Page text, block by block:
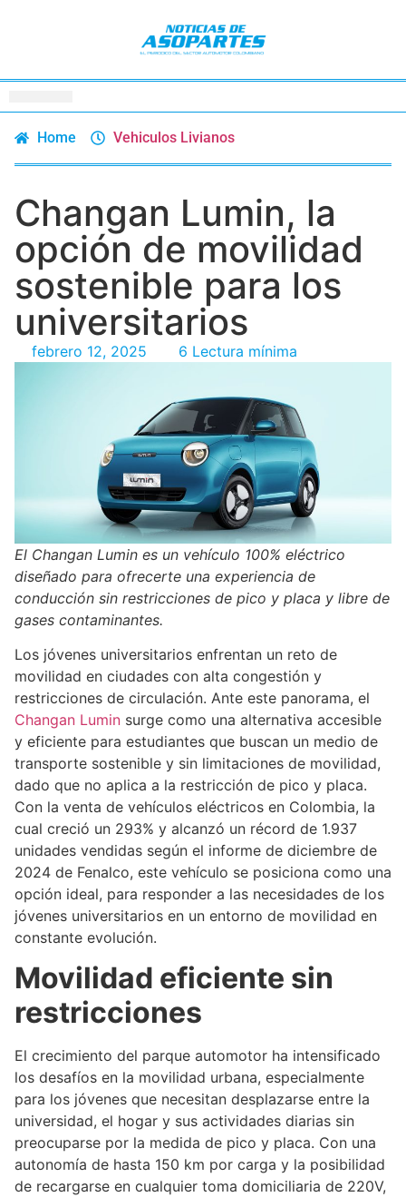
Home Vehiculos Livianos
Changan Lumin, la
opción de movilidad
sostenible para los
universitarios
febrero 12, 2025 6 Lectura mínima
El Changan Lumin es un vehículo 100% eléctrico
diseñado para ofrecerte una experiencia de
conducción sin restricciones de pico y placa y libre de
gases contaminantes.
Los jóvenes universitarios enfrentan un reto de
movilidad en ciudades con alta congestión y
restricciones de circulación. Ante este panorama, el
Changan Lumin surge como una alternativa accesible
y eficiente para estudiantes que buscan un medio de
transporte sostenible y sin limitaciones de movilidad,
dado que no aplica a la restricción de pico y placa.
Con la venta de vehículos eléctricos en Colombia, la
cual creció un 293% y alcanzó un récord de 1.937
unidades vendidas según el informe de diciembre de
2024 de Fenalco, este vehículo se posiciona como una
opción ideal, para responder a las necesidades de los
jóvenes universitarios en un entorno de movilidad en
constante evolución.
Movilidad eficiente sin
restricciones
El crecimiento del parque automotor ha intensificado
los desafíos en la movilidad urbana, especialmente
para los jóvenes que necesitan desplazarse entre la
universidad, el hogar y sus actividades diarias sin
preocuparse por la medida de pico y placa. Con una
autonomía de hasta 150 km por carga y la posibilidad
de recargarse en cualquier toma domiciliaria de 220V,